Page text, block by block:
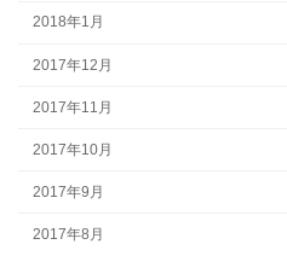
2018年1月
2017年12月
2017年11月
2017年10月
2017年9月
2017年8月